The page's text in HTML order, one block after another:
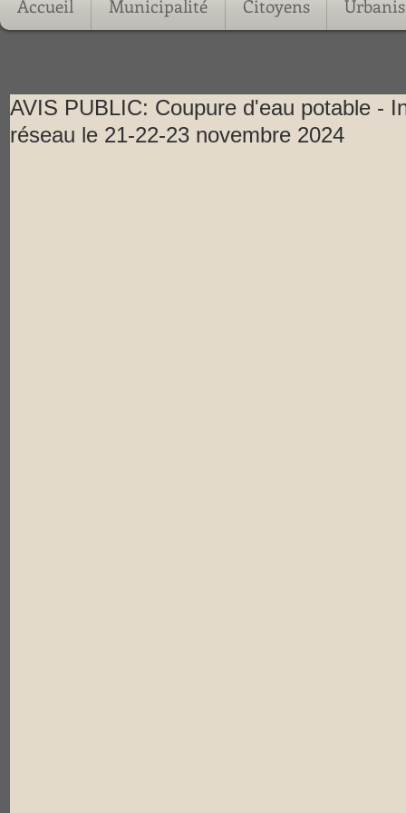
Accueil Municipalité Citoyens
AVIS PUBLIC: Coupure d'eau potable -
réseau le 21-22-23 novembre 2024